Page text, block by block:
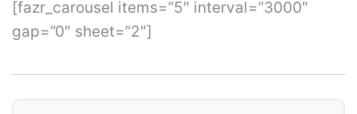
[fazr_carousel items=”5″ interval=”3000″
gap=”0″ sheet=”2″]